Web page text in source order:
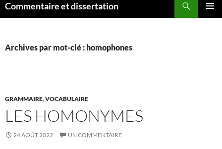
auCommentaire et dissertation
Archives par mot-clé : homophones
GRAMMAIRE,VOCABULAIRE
LES HOMONYMES
24 AOÛT 2022 UN COMMENTAIRE